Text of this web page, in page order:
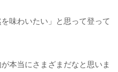
味わいたい」と思って登って
本当にさまざまだなと思いま